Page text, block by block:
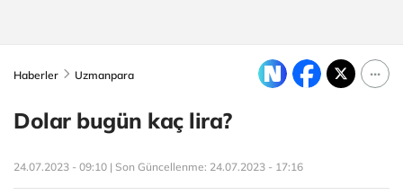
Haberler Uzmanpara
Dolar bugün kaç lira?
24.07.2023 - 09:10 | Son Güncellenme: 24.07.2023 - 17:16